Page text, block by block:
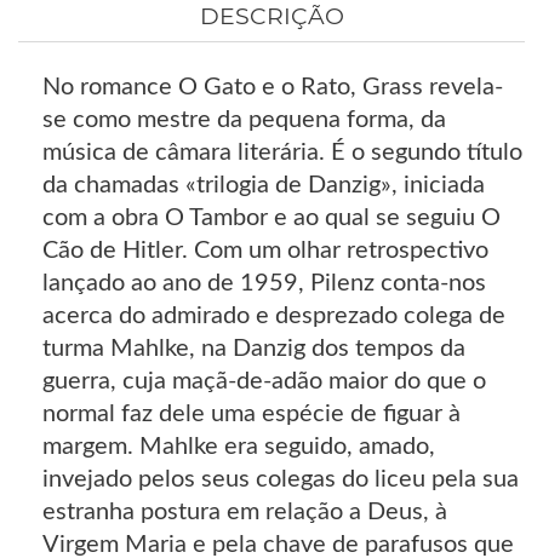
DESCRIÇÃO
No romance O Gato e o Rato, Grass revela-
se como mestre da pequena forma, da
música de câmara literária. É o segundo título
da chamadas «trilogia de Danzig», iniciada
com a obra O Tambor e ao qual se seguiu O
Cão de Hitler. Com um olhar retrospectivo
lançado ao ano de 1959, Pilenz conta-nos
acerca do admirado e desprezado colega de
turma Mahlke, na Danzig dos tempos da
guerra, cuja maçã-de-adão maior do que o
normal faz dele uma espécie de figuar à
margem. Mahlke era seguido, amado,
invejado pelos seus colegas do liceu pela sua
estranha postura em relação a Deus, à
Virgem Maria e pela chave de parafusos que